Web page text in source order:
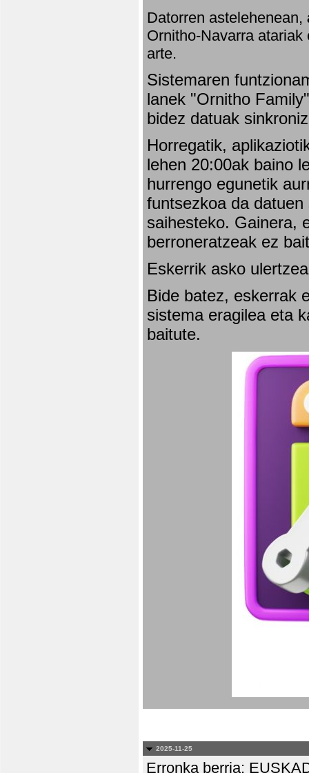
Datorren astelehenean,
Ornitho-Navarra
arte.
Sistemaren
lanek "Ornitho
bidez datuak
Horregatik,
lehen 20:00ak baino
hurrengo egunetik
funtsezkoa da
saihesteko. Gainera,
berroneratzeak ez
Eskerrik asko
Bide batez, eskerrak
sistema eragilea eta
baitute.
2025-11-25
Erronka berria: